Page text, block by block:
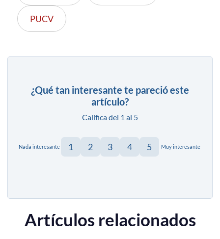
PUCV
¿Qué tan interesante te pareció este
artículo?
Califica del 1 al 5
Nada interesante 1 2 3 4 5 Muy interesante
Artículos relacionados